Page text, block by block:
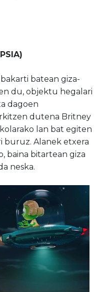
batean giza-
du, objektu hegalari
dagoen
dutena Britney
lan bat egiten
buruz. Alanek etxera
baina bitartean giza
neska.